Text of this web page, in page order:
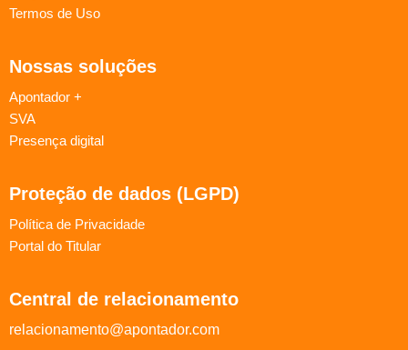
Termos de Uso
Nossas soluções
Apontador +
SVA
Presença digital
Proteção de dados (LGPD)
Política de Privacidade
Portal do Titular
Central de relacionamento
relacionamento@apontador.com